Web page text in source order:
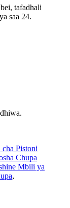
tafadhali
saa 24.
Pistoni
Chupa
Mbili ya
,